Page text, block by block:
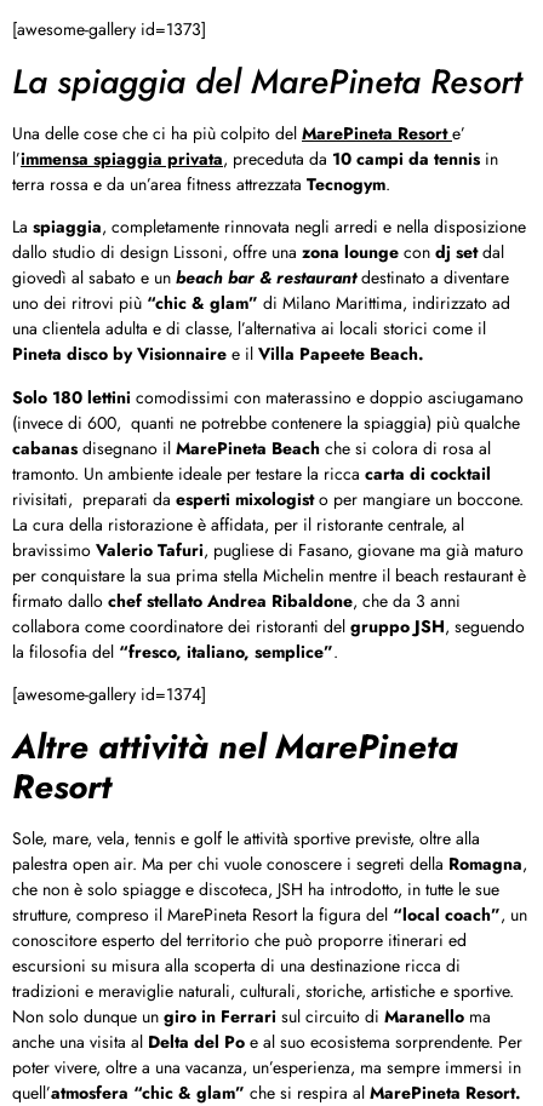
[awesome-gallery id=1373]
La spiaggia del MarePineta Resort
Una delle cose che ci ha più colpito del MarePineta Resort e’
l’immensa spiaggia privata, preceduta da 10 campi da tennis in
terra rossa e da un’area fitness attrezzata Tecnogym.
La spiaggia, completamente rinnovata negli arredi e nella disposizione
dallo studio di design Lissoni, offre una zona lounge con dj setdal
giovedì al sabato e un beach bar & restaurant destinato a diventare
uno dei ritrovi più “chic & glam” di Milano Marittima, indirizzato ad
una clientela adulta e di classe, l’alternativa ai locali storici come il
Pineta disco by Visionnaire e il Villa Papeete Beach.
Solo 180 lettini comodissimi con materassino e doppio asciugamano
(invece di 600, quanti ne potrebbe contenere la spiaggia) più qualche
cabanas disegnano il MarePineta Beach che si colora di rosa al
tramonto. Un ambiente ideale per testare la ricca carta di cocktail
rivisitati, preparati da esperti mixologisto per mangiare un boccone.
La cura della ristorazione è affidata, per il ristorante centrale, al
bravissimo Valerio Tafuri, pugliese di Fasano, giovane ma già maturo
per conquistare la sua prima stella Michelin mentre il beach restaurant è
firmato dallo chef stellato Andrea Ribaldone, che da 3 anni
collabora come coordinatore dei ristoranti del gruppo JSH, seguendo
la filosofia del “fresco, italiano, semplice”.
[awesome-gallery id=1374]
Altre attività nel MarePineta
Resort
Sole, mare, vela, tennis e golf le attività sportive previste, oltre alla
palestra open air. Ma per chi vuole conoscere i segreti della Romagna,
che non è solo spiagge e discoteca, JSH ha introdotto, in tutte le sue
strutture, compreso il MarePineta Resort la figura del “local coach”, un
conoscitore esperto del territorio che può proporre itinerari ed
escursioni su misura alla scoperta di una destinazione ricca di
tradizioni e meraviglie naturali, culturali, storiche, artistiche e sportive.
Non solo dunque un giro in Ferrari sul circuito di Maranello ma
anche una visita al Delta del Po e al suo ecosistema sorprendente. Per
poter vivere, oltre a una vacanza, un’esperienza, ma sempre immersi in
quell’atmosfera “chic & glam” che si respira al MarePineta Resort.